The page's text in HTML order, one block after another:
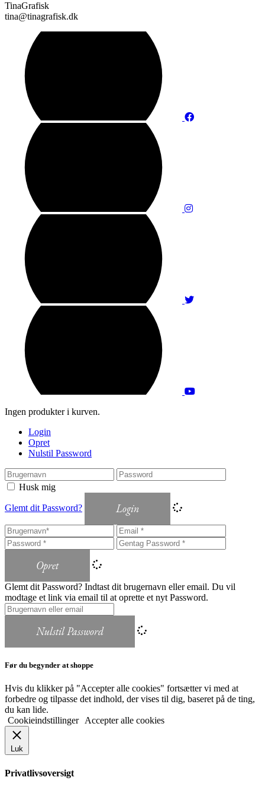
TinaGrafisk
tina@tinagrafisk.dk
Ingen produkter i kurven.
Login
Opret
Nulstil Password
Husk mig
Glemt dit Password? Login
Opret
Glemt dit Password? Indtast dit brugernavn eller email. Du vil
modtage et link via email til at oprette et nyt Password.
Nulstil Password
Før du begynder at shoppe
Hvis du klikker på "Accepter alle cookies" fortsætter vi med at
forbedre og tilpasse det indhold, der vises til dig, baseret på de ting,
du kan lide.
Cookieindstillinger
Accepter alle cookies
Luk
Privatlivsoversigt